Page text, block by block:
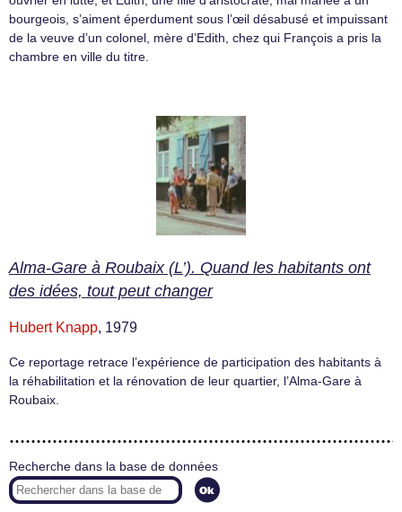
bourgeois, s’aiment éperdument sous l’œil désabusé et impuissant
de la veuve d’un colonel, mère d’Edith, chez qui François a pris la
chambre en ville du titre.
Alma-Gare à Roubaix (L’). Quand les habitants ont
des idées, tout peut changer
Hubert Knapp, 1979
Ce reportage retrace l’expérience de participation des habitants à
la réhabilitation et la rénovation de leur quartier, l’Alma-Gare à
Roubaix.
Recherche dans la base de données